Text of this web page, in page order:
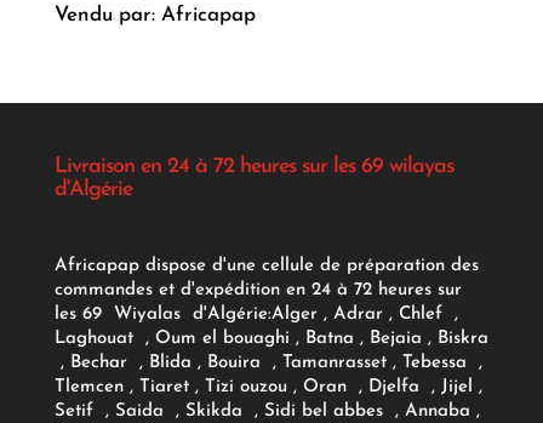
Vendu par: Africapap
Livraison en 24 à 72 heures sur les 69 wilayas
d'Algérie
Africapap dispose d'une cellule de préparation des
commandes et d'expédition en 24 à 72 heures sur
les 69 Wiyalas d'Algérie:Alger , Adrar, Chlef ,
Laghouat , Oum el bouaghi , Batna , Bejaia , Biskra
, Bechar , Blida , Bouira , Tamanrasset , Tebessa ,
Tlemcen , Tiaret , Tizi ouzou , Oran , Djelfa , Jijel ,
Setif , Saida , Skikda , Sidi bel abbes , Annaba ,